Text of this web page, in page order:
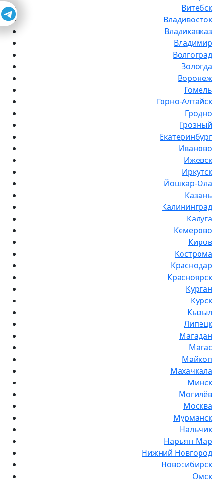
Витебск
Владивосток
Владикавказ
Владимир
Волгоград
Вологда
Воронеж
Гомель
Горно-Алтайск
Гродно
Грозный
Екатеринбург
Иваново
Ижевск
Иркутск
Йошкар-Ола
Казань
Калининград
Калуга
Кемерово
Киров
Кострома
Краснодар
Красноярск
Курган
Курск
Кызыл
Липецк
Магадан
Магас
Майкоп
Махачкала
Минск
Могилёв
Москва
Мурманск
Нальчик
Нарьян-Мар
Нижний Новгород
Новосибирск
Омск